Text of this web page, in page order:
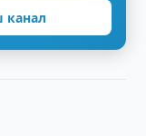
канал